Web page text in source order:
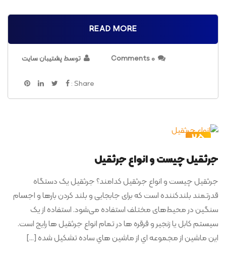
READ MORE
0 Comments توسط پشتیبان سایت
Share :
25
تیر
جرثقیل چیست و انواع جرثقیل
جرثقیل چیست و انواع جرثقیل کدامند؟ جرثقیل یک دستگاه
قدرتمند بلندکننده است که برای جابجایی و بلند کردن بارها و اجسام
سنگین در محیط‌های مختلف استفاده می‌شود. استفاده از یک
سیستم کابل یا زنجیر و قرقره ها در تمام انواع جرثقیل ها رایج است.
اين ماشين از مجموعه اي از ماشين هاي ساده تشكيل شده […]